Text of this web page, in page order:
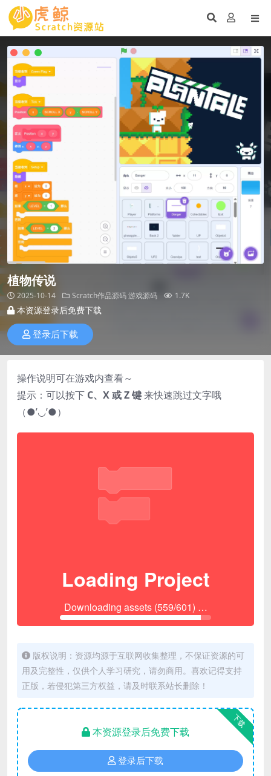
植物传说
2025-10-14 Scratch作品源码游戏源码 1.7K
本资源登录后免费下载
登录后下载
操作说明可在游戏内查看～
提示：可以按下 C、X 或 Z 键来快速跳过文字哦
（●’◡’●）
版权说明：资源均源于互联网收集整理，不保证资源的可
用及完整性，仅供个人学习研究，请勿商用。喜欢记得支持
正版，若侵犯第三方权益，请及时联系站长删除！
下载
本资源登录后免费下载
登录后下载